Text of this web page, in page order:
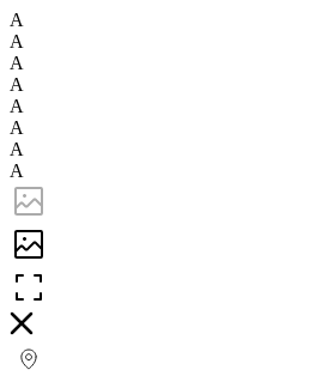
А
А
А
А
А
А
А
А